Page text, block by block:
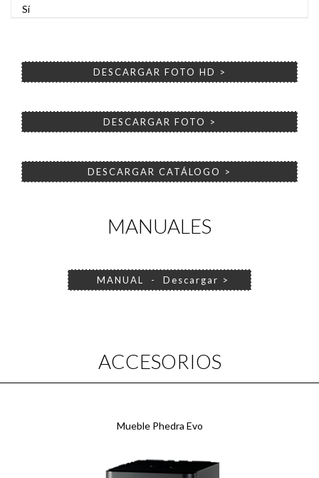
Sí
DESCARGAR FOTO HD >
DESCARGAR FOTO >
DESCARGAR CATÁLOGO >
MANUALES
MANUAL - Descargar >
ACCESORIOS
Mueble Phedra Evo